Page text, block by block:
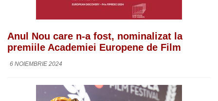
Anul Nou care n-a fost, nominalizat la
premiile Academiei Europene de Film
6 NOIEMBRIE 2024